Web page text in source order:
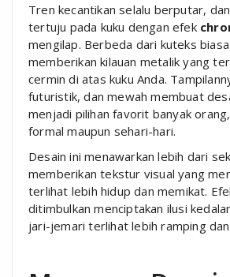
Tren kecantikan selalu berputar,
tertuju pada kuku dengan efek
mengilap. Berbeda dari kuteks
memberikan kilauan metalik yang
cermin di atas kuku Anda.
futuristik, dan mewah membuat
menjadi pilihan favorit banyak
formal maupun sehari-hari.
Desain ini menawarkan lebih dari
memberikan tekstur visual yang
terlihat lebih hidup dan memikat.
ditimbulkan menciptakan ilusi
jari-jemari terlihat lebih ramping